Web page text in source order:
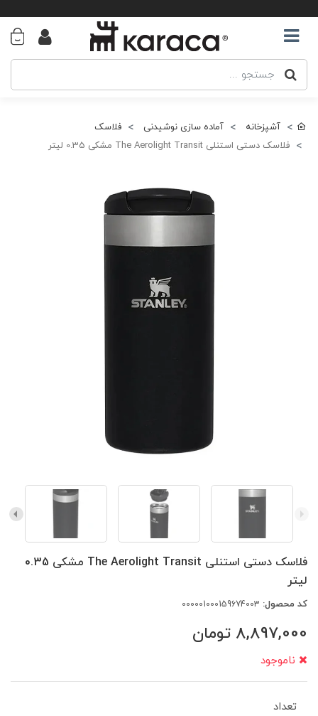
آشپزخانه آماده سازی نوشیدنی
فلاسک
فلاسک دستی استنلی The Aerolight Transit مشکی 0.35 لیتر
فلاسک دستی استنلی The Aerolight Transit مشکی 0.35
لیتر
کد محصول:
8,897,000 تومان
ناموجود
تعداد